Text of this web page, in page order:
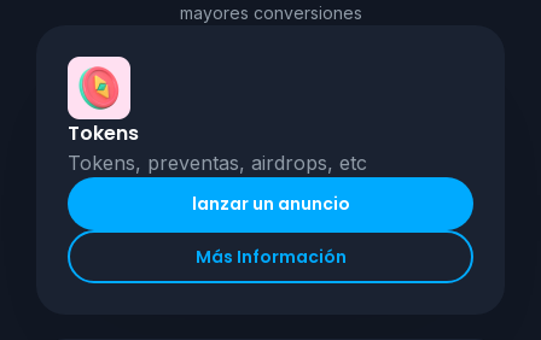
mayores conversiones
Tokens
Tokens, preventas, airdrops, etc
lanzar un anuncio
Más Información